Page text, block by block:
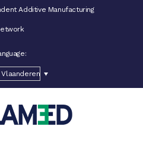
Additive Manufacturing
Vlaanderen